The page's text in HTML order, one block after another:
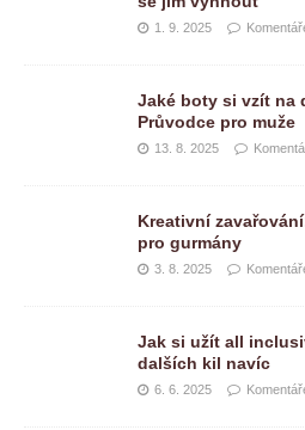
1. 9. 2025
Jaké boty si vzít na
Průvodce pro muže
13. 8. 2025
Kreativní
pro gurmány
3. 8. 2025
Jak si užít all
dalších kil navíc
6. 6. 2025